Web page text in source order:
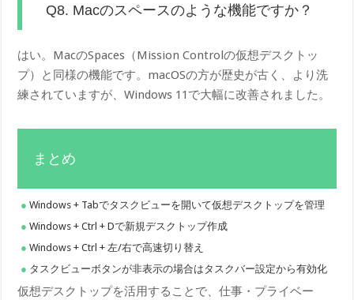
Q8. Macのスペースのような機能ですか？
はい。MacのSpaces（Mission Controlの仮想デスクトッ
プ）と同様の機能です。macOSの方が歴史が古く、より洗
練されていますが、Windows 11で大幅に改善されました。
まとめ
Windows + Tabでタスクビューを開いて仮想デスクトップを管理
Windows + Ctrl + Dで新規デスクトップ作成
Windows + Ctrl + 左/右で高速切り替え
タスクビューボタンが非表示の場合はタスクバー設定から有効化
仮想デスクトップを活用することで、仕事・プライベー